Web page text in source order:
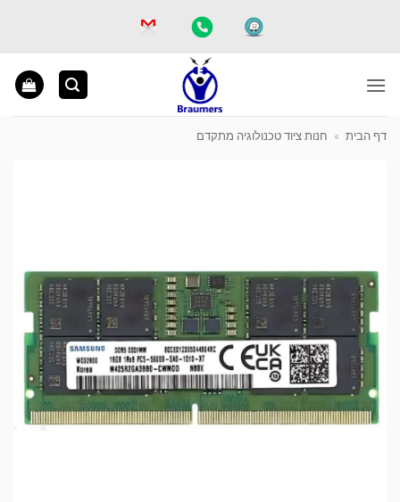
דף הבית » חנות ציוד טכנולוגיה מתקדם